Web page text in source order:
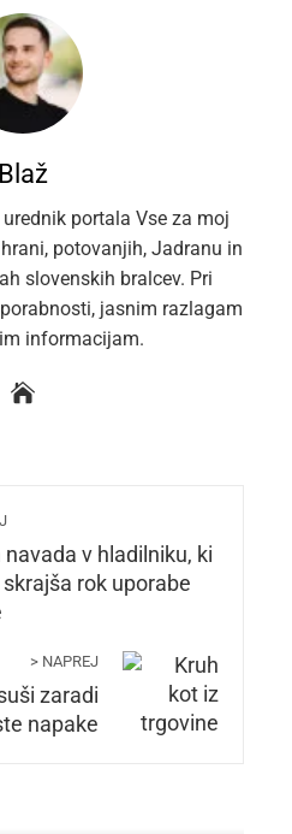
Blaž
portala Vse za moj
potovanjih, Jadranu in
slovenskih bralcev. Pri
jasnim razlagam
informacijam.
navada v hladilniku, ki
skrajša rok uporabe
> NAPREJ
zaradi
napake